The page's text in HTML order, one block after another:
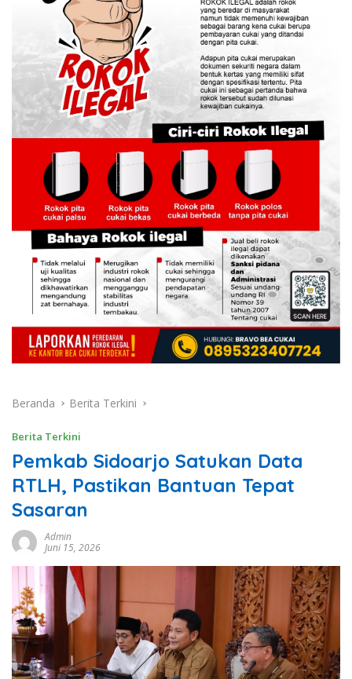
Beranda Berita Terkini
Berita Terkini
Pemkab Sidoarjo Satukan Data
RTLH, Pastikan Bantuan Tepat
Sasaran
Admin
Juni 15, 2026